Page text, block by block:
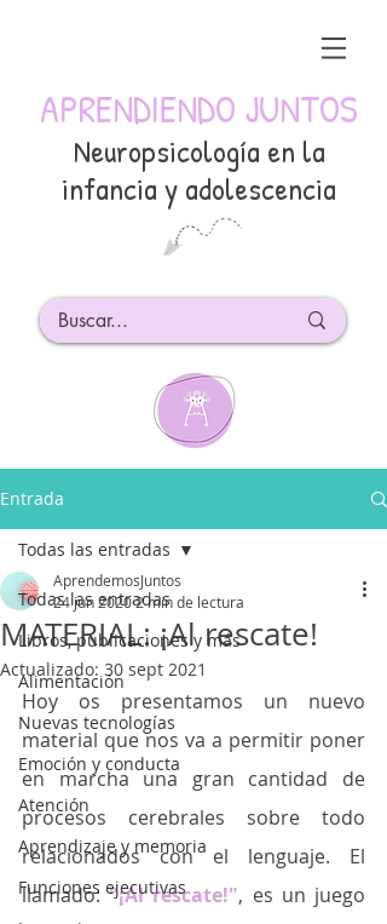
APRENDIENDO JUNTOS
Neuropsicología en la
infancia y adolescencia
Entrada
Todas las entradas
Libros, publicaciones y más
Alimentación
Nuevas tecnologías
Emoción y conducta
Atención
Aprendizaje y memoria
Funciones ejecutivas
Todas las entradas
MATERIAL: ¡Al rescate!
AprendemosJuntos
24 jun 20202 min de lectura
Actualizado: 30 sept 2021
Hoy os presentamos un nuevo
material que nos va a permitir poner
en marcha una gran cantidad de
procesos cerebrales sobre todo
relacionados con el lenguaje. El
llamado: "¡Al rescate!", es un juego